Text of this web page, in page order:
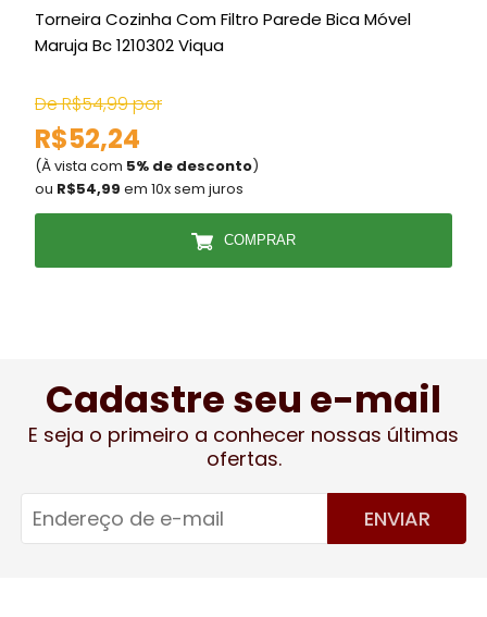
Torneira Cozinha Com Filtro Parede Bica Móvel
Maruja Bc 1210302 Viqua
De R$54,99 por
R$52,24
(À vista com 5% de desconto)
ou R$54,99 em 10x sem juros
COMPRAR
Cadastre seu e-mail
E seja o primeiro a conhecer nossas últimas
ofertas.
ENVIAR